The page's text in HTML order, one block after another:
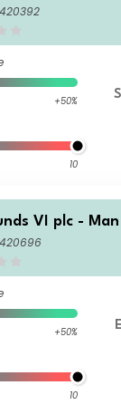
Debt
+50%
10
VI plc -
Debt
+50%
10